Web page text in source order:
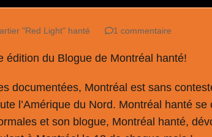
"Red Light" hanté 1 commentaire
édition du Blogue de Montréal hanté!
documentées, Montréal est sans
l’Amérique du Nord. Montréal hanté se
et son blogue, Montréal hanté,